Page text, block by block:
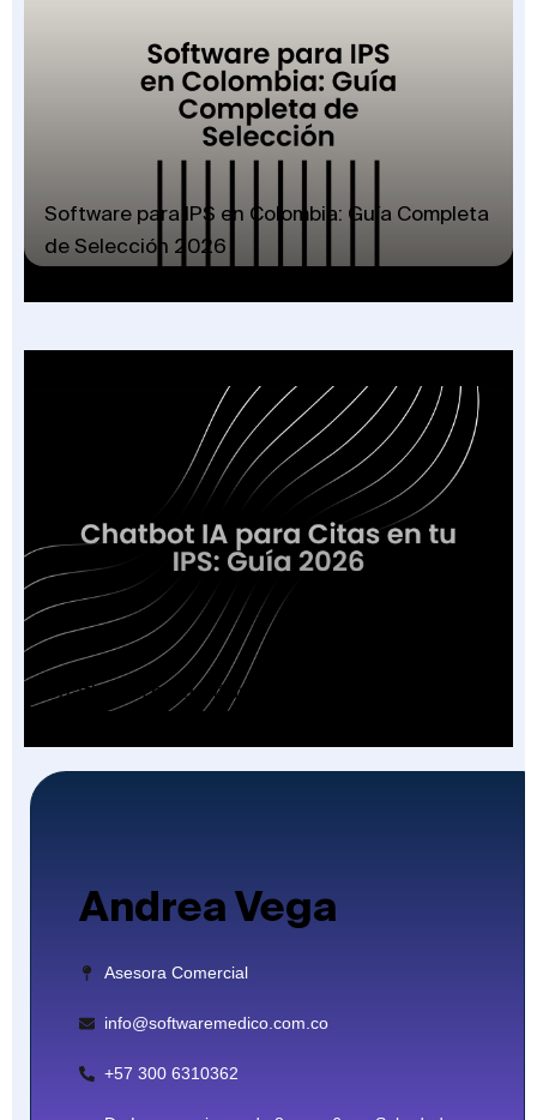
Software para IPS en Colombia: Guía Completa
de Selección 2026
Chatbot IA para Citas en tu IPS: Guía 2026
Andrea Vega
Asesora Comercial
info@softwaremedico.com.co
+57 300 6310362